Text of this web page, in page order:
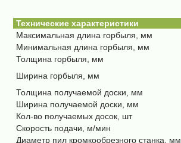
Технические характеристики
Максимальная длина горбыля, мм
Минимальная длина горбыля, мм
Толщина горбыля, мм
Ширина горбыля, мм
Толщина получаемой доски, мм
Ширина получаемой доски, мм
Кол-во получаемых досок, шт
Скорость подачи, м/мин
Диаметр пил кромкообрезного станка, мм